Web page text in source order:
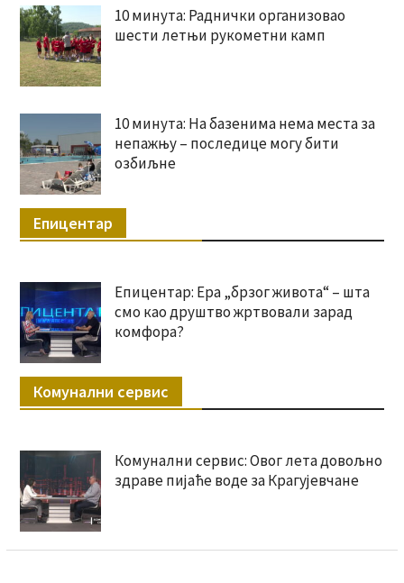
10 минута: Раднички организовао
шести летњи рукометни камп
10 минута: На базенима нема места за
непажњу – последице могу бити
озбиљне
Епицентар
Епицентар: Ера „брзог живота“ – шта
смо као друштво жртвовали зарад
комфора?
Комунални сервис
Комунални сервис: Овог лета довољно
здраве пијаће воде за Крагујевчане